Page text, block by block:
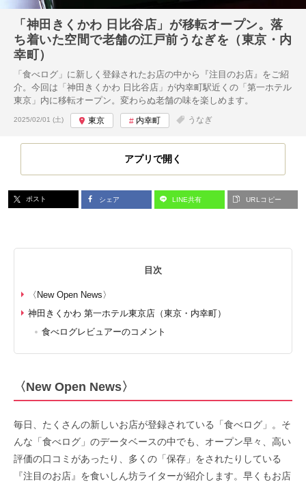
「神田きくかわ 日比谷店」が移転オープン。落
ち着いた空間で老舗の江戸前うなぎを（東京・内
幸町）
「食べログ」に新しく登録されたお店の中から『注目のお店』をご紹
介。今回は「神田きくかわ 日比谷店」が内幸町駅近くの「第一ホテル
東京」内に移転オープン。変わらぬ老舗の味を楽しめます。
投稿日:
2025/02/01 (土) 東京 内幸町 うなぎ
アプリで開く
ポスト シェア LINE共有 URLコピー
目次
〈New Open News〉
神田きくかわ 第一ホテル東京店（東京・内幸町）
食べログレビュアーのコメント
〈New Open News〉
毎日、たくさんの新しいお店が登録されている「食べログ」。そ
んな「食べログ」のデータベースの中でも、オープン早々、高い
評価の口コミがあったり、多くの「保存」をされたりしている
『注目のお店』を食いしん坊ライターが紹介します。早くもお店